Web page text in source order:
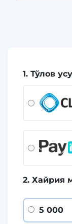
1. Тўлов
2. Хайрия
5 000